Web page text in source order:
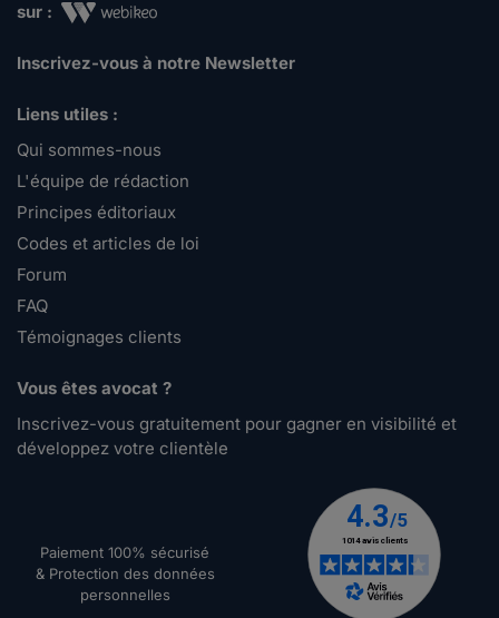
sur :
Inscrivez-vous à notre Newsletter
Liens utiles :
Qui sommes-nous
L'équipe de rédaction
Principes éditoriaux
Codes et articles de loi
Forum
FAQ
Témoignages clients
Vous êtes avocat ?
Inscrivez-vous gratuitement pour gagner en visibilité et
développez votre clientèle
Paiement 100% sécurisé
& Protection des données
personnelles